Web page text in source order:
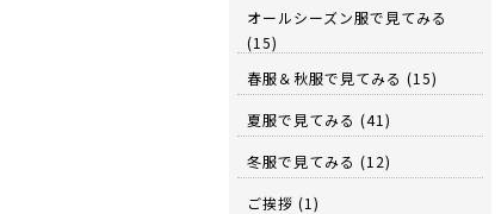
オールシーズン服で見てみる
(15)
春服＆秋服で見てみる (15)
夏服で見てみる (41)
冬服で見てみる (12)
ご挨拶 (1)